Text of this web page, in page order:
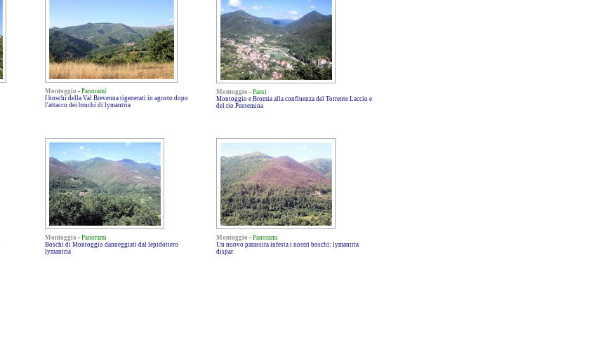
Montoggio - Panorami
I boschi della Val Brevenna rigenerati in agosto dopo
l'attacco dei bruchi di lymantria
Montoggio - Paesi
Montoggio e Bromia alla confluenza del Torrente Laccio e
del rio Pentemina
Montoggio - Panorami
Boschi di Montoggio danneggiati dal lepidottero
lymantria
Montoggio - Panorami
Un nuovo parassita infesta i nostri boschi: lymantria
dispar